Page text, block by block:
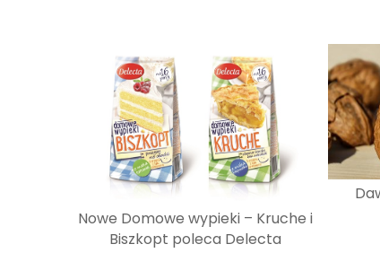
Nowe Domowe wypieki – Kruche i
Biszkopt poleca Delecta